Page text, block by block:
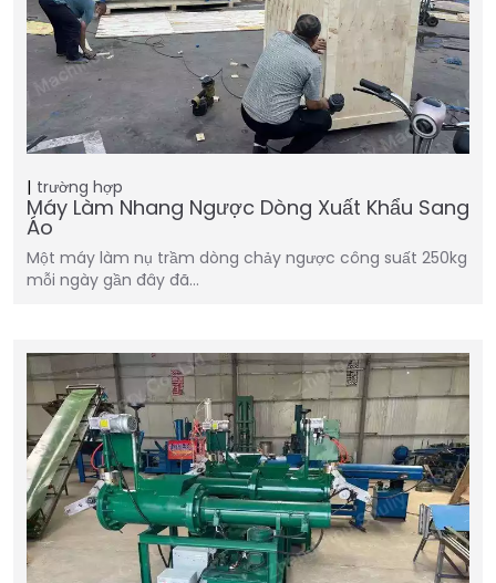
trường hợp
Máy Làm Nhang Ngược Dòng Xuất Khẩu Sang
Áo
Một máy làm nụ trầm dòng chảy ngược công suất 250kg
mỗi ngày gần đây đã…